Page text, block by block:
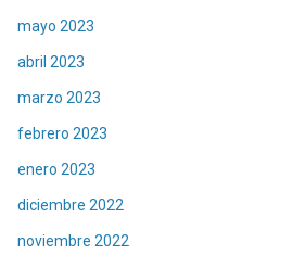
mayo 2023
abril 2023
marzo 2023
febrero 2023
enero 2023
diciembre 2022
noviembre 2022